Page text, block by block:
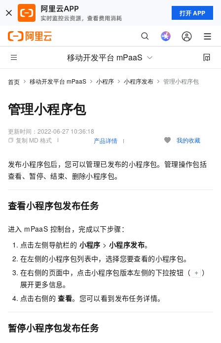
打开 APP
移动开发平台 mPaaS
首页 移动开发平台 mPaaS 小程序 小程序发布 管理小程序包
管理小程序包
更新时间： 2022-06-27 10:36:18
复制 MD 格式
产品详情 我的收藏
发布小程序包后，您可以管理已发布的小程序包。管理操作包括
查看、暂停、结束、删除小程序包。
查看小程序包发布任务
进入 mPaaS 控制台，完成以下步骤：
点击左侧导航栏的 小程序 >小程序发布。
在左侧的小程序包列表中，选择您要查看的小程序包。
在右侧的页面中，点击小程序包版本左侧的下拉按钮（
）
展开更多信息。
点击右侧的查看。您可以看到发布任务详情。
暂停小程序包发布任务